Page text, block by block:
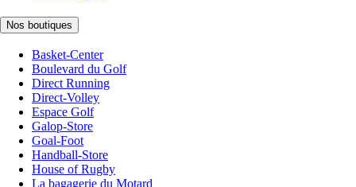
Nos boutiques
Basket-Center
Boulevard du Golf
Direct Running
Direct-Volley
Espace Golf
Galop-Store
Goal-Foot
Handball-Store
House of Rugby
La bagagerie du Motard